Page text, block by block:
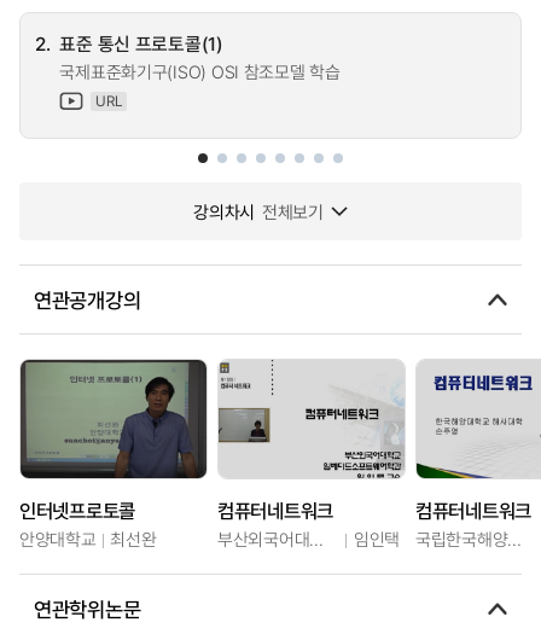
2. 표준 통신 프로토콜(1)
국제표준화기구(ISO) OSI 참조모델 학습
URL
강의차시 전체보기
연관공개강의
인터넷프로토콜
안양대학교 최선완
컴퓨터네트워크
부산외국어대학교 임인택
컴퓨터네트워크
국립한국해양대학교
연관학위논문